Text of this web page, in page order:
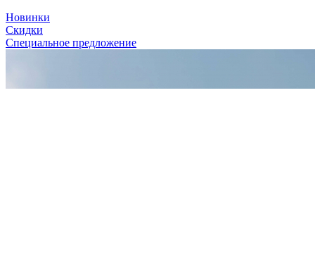
Новинки
Скидки
Специальное предложение